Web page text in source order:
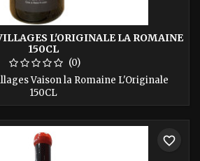
L'ORIGINALE LA ROMAINE
150CL
(0)
Vaison la Romaine L'Originale
150CL
favorite_border